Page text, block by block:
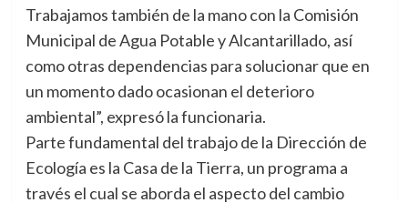
Trabajamos también de la mano con la Comisión
Municipal de Agua Potable y Alcantarillado, así
como otras dependencias para solucionar que en
un momento dado ocasionan el deterioro
ambiental”, expresó la funcionaria.
Parte fundamental del trabajo de la Dirección de
Ecología es la Casa de la Tierra, un programa a
través el cual se aborda el aspecto del cambio